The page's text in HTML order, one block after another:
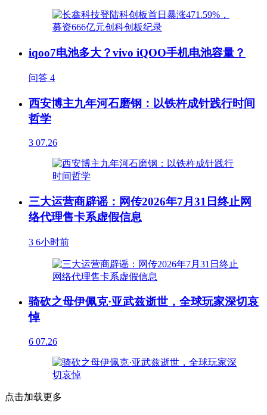
iqoo7电池多大？vivo iQOO手机电池容量？
问答 4
西安博主九年河石磨钢：以铁杵成针践行时间
哲学
3 07.26
三大运营商辟谣：网传2026年7月31日终止网
络代理售卡系虚假信息
3 6小时前
骑砍之母伊佩克·亚武兹逝世，全球玩家深切哀
悼
6 07.26
点击加载更多